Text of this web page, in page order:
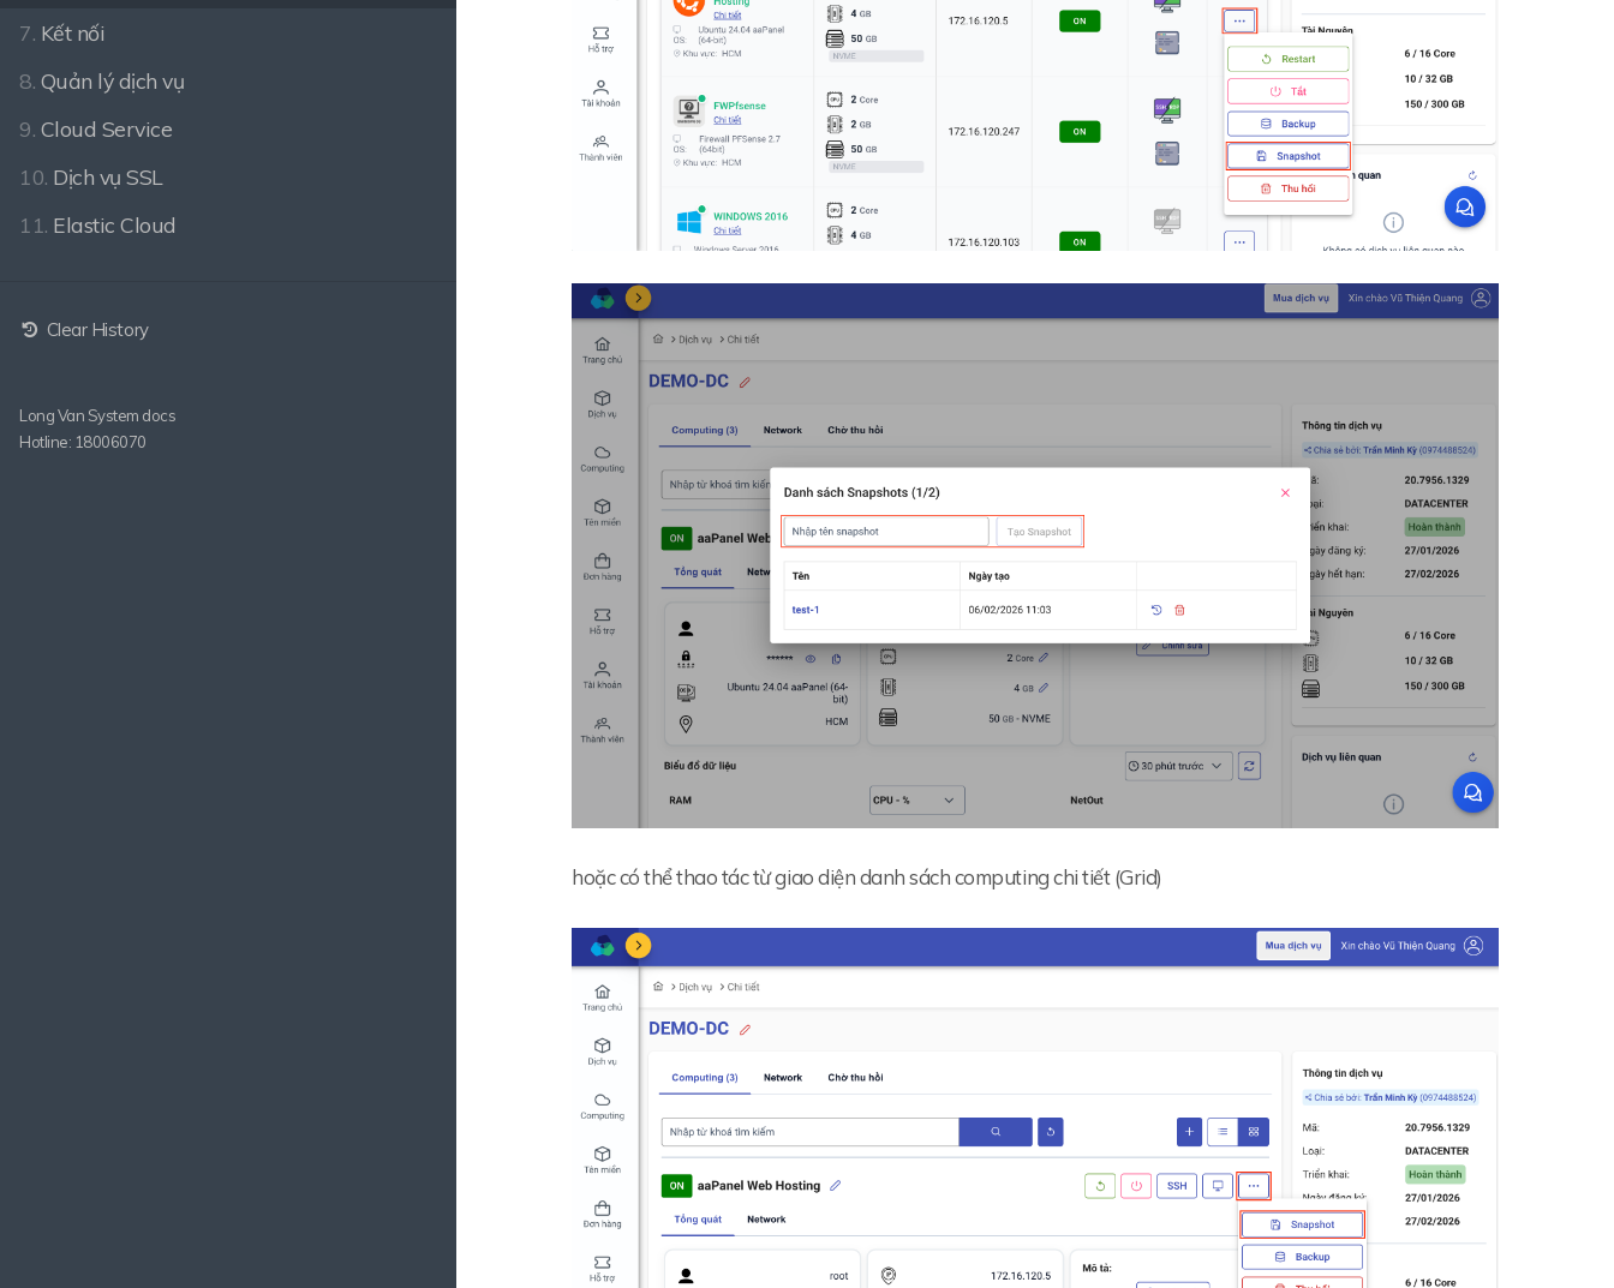
7. Kết nối
8. Quản lý dịch vụ
9. Cloud Service
10. Dịch vụ SSL
11. Elastic Cloud
Clear History
Long Van System docs
Hotline: 18006070
hoặc có thể thao tác từ giao diện danh sách computing chi tiết (Grid)